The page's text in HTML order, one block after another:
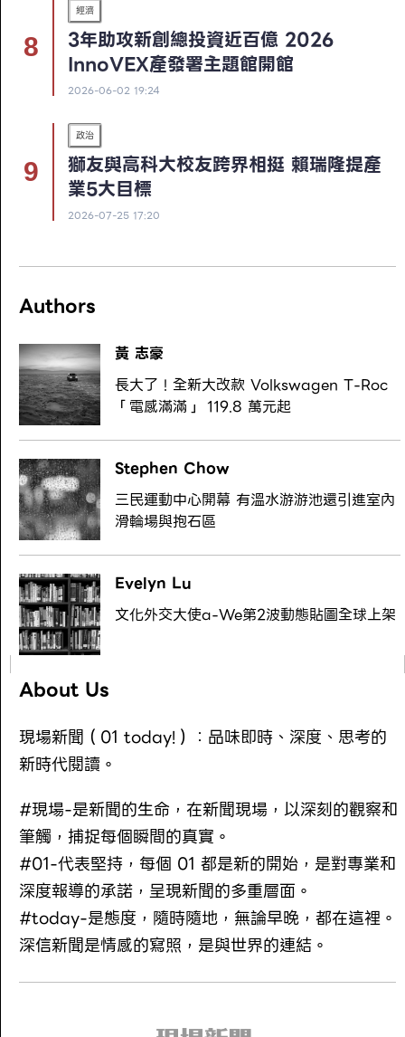
經濟
3年助攻新創總投資近百億 2026
InnoVEX產發署主題館開館
2026-06-02 19:24
政治
獅友與高科大校友跨界相挺 賴瑞隆提產
業5大目標
2026-07-25 17:20
Authors
黃 志豪
長大了！全新大改款 Volkswagen T-Roc
「電感滿滿」 119.8 萬元起
Stephen Chow
三民運動中心開幕 有溫水游游池還引進室內
滑輪場與抱石區
Evelyn Lu
文化外交大使a-We第2波動態貼圖全球上架
About Us
現場新聞（01 today!）：品味即時、深度、思考的
新時代閱讀。
#現場-是新聞的生命，在新聞現場，以深刻的觀察和
筆觸，捕捉每個瞬間的真實。
#01-代表堅持，每個 01 都是新的開始，是對專業和
深度報導的承諾，呈現新聞的多重層面。
#today-是態度，隨時隨地，無論早晚，都在這裡。
深信新聞是情感的寫照，是與世界的連結。